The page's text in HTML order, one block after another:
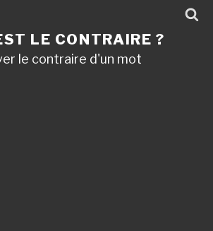
LE CONTRAIRE ?
le contraire d'un mot